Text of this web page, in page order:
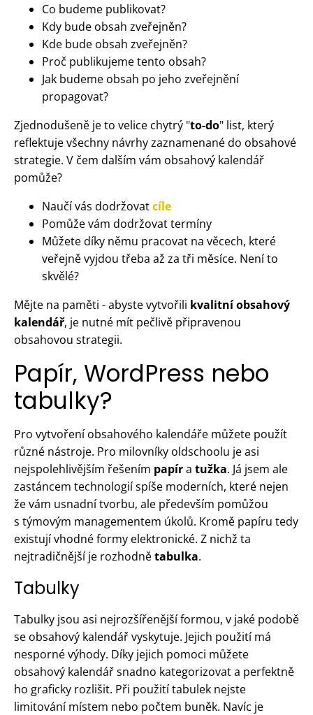
Co budeme publikovat?
Kdy bude obsah zveřejněn?
Kde bude obsah zveřejněn?
Proč publikujeme tento obsah?
Jak budeme obsah po jeho zveřejnění
propagovat?
Zjednodušeně je to velice chytrý "to-do" list, který
reflektuje všechny návrhy zaznamenané do obsahové
strategie. V čem dalším vám obsahový kalendář
pomůže?
Naučí vás dodržovatcíle
Pomůže vám dodržovat termíny
Můžete díky němu pracovat na věcech, které
veřejně vyjdou třeba až za tři měsíce. Není to
skvělé?
Mějte na paměti - abyste vytvořili kvalitní obsahový
kalendář, je nutné mít pečlivě připravenou
obsahovou strategii.
Papír, WordPress nebo
tabulky?
Pro vytvoření obsahového kalendáře můžete použít
různé nástroje. Pro milovníky oldschoolu je asi
nejspolehlivějším řešením papíra tužka. Já jsem ale
zastáncem technologií spíše moderních, které nejen
že vám usnadní tvorbu, ale především pomůžou
s týmovým managementem úkolů. Kromě papíru tedy
existují vhodné formy elektronické. Z nichž ta
nejtradičnější je rozhodnětabulka.
Tabulky
Tabulky jsou asi nejrozšířenější formou, v jaké podobě
se obsahový kalendář vyskytuje. Jejich použití má
nesporné výhody. Díky jejich pomoci můžete
obsahový kalendář snadno kategorizovat a perfektně
ho graficky rozlišit. Při použití tabulek nejste
limitování místem nebo počtem buněk. Navíc je